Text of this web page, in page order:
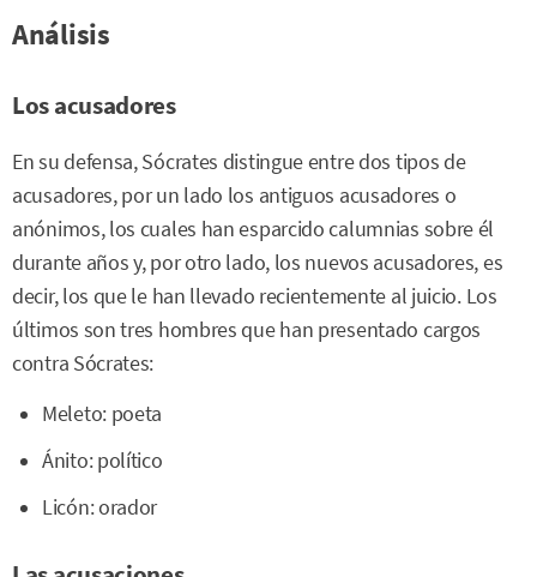
Análisis
Los acusadores
En su defensa, Sócrates distingue entre dos tipos de
acusadores, por un lado los antiguos acusadores o
anónimos, los cuales han esparcido calumnias sobre él
durante años y, por otro lado, los nuevos acusadores, es
decir, los que le han llevado recientemente al juicio. Los
últimos son tres hombres que han presentado cargos
contra Sócrates:
Meleto: poeta
Ánito: político
Licón: orador